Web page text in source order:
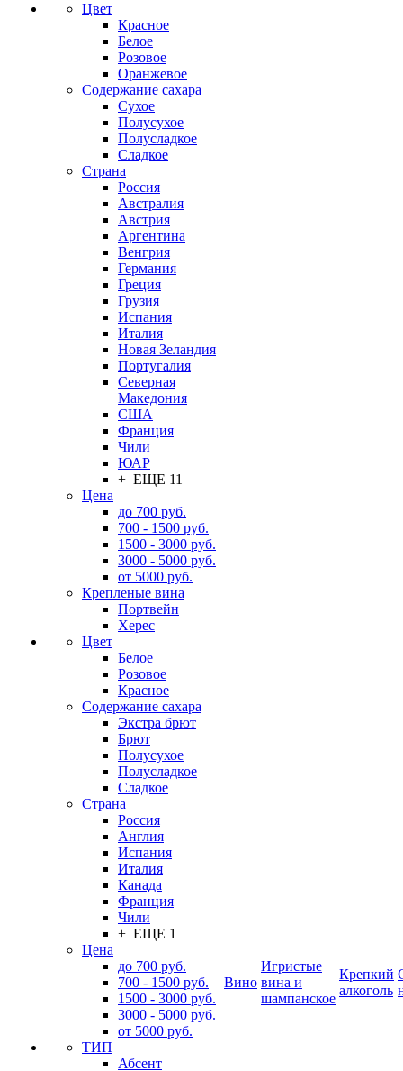
Цвет
Красное
Белое
Розовое
Оранжевое
Содержание сахара
Сухое
Полусухое
Полусладкое
Сладкое
Страна
Россия
Австралия
Австрия
Аргентина
Венгрия
Германия
Греция
Грузия
Испания
Италия
Новая Зеландия
Португалия
Северная
Македония
США
Франция
Чили
ЮАР
+ ЕЩЕ 11
Цена
до 700 руб.
700 - 1500 руб.
1500 - 3000 руб.
3000 - 5000 руб.
от 5000 руб.
Крепленые вина
Портвейн
Херес
Цвет
Белое
Розовое
Красное
Содержание сахара
Экстра брют
Брют
Полусухое
Полусладкое
Сладкое
Страна
Россия
Англия
Испания
Италия
Канада
Франция
Чили
+ ЕЩЕ 1
Цена
до 700 руб.
700 - 1500 руб.
1500 - 3000 руб.
3000 - 5000 руб.
от 5000 руб.
ТИП
Абсент
Вино
Игристые
вина и
шампанское
Крепкий
алкоголь